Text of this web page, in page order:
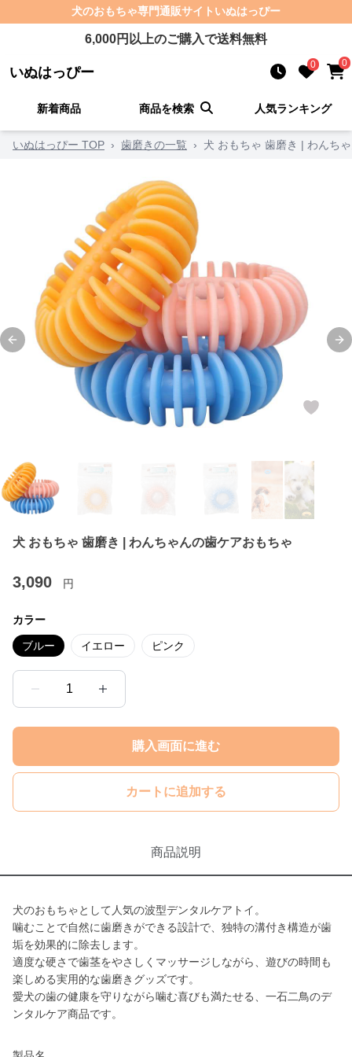
犬のおもちゃ専門通販サイト いぬはっぴー
6,000円以上のご購入で送料無料
いぬはっぴー 0 0
新着商品 商品を検索 人気ランキング
いぬはっぴー TOP › 歯磨きの一覧 › 犬 おもちゃ 歯磨き | わんち
Previous slide
犬 おもちゃ 歯磨き | わんちゃんの歯ケアおもちゃ
3,090 円
カラー
ブルー イエロー ピンク
1
購入画面に進む
カートに追加する
商品説明
犬のおもちゃとして人気の波型デンタルケアトイ。
噛むことで自然に歯磨きができる設計で、独特の溝付き構造が歯
垢を効果的に除去します。
適度な硬さで歯茎をやさしくマッサージしながら、遊びの時間も
楽しめる実用的な歯磨きグッズです。
愛犬の歯の健康を守りながら噛む喜びも満たせる、一石二鳥のデ
ンタルケア商品です。